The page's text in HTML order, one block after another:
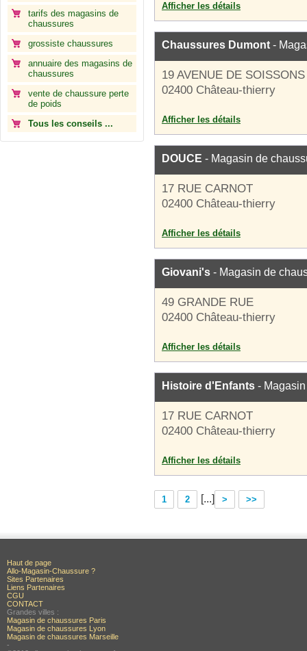
tarifs des magasins de
chaussures
grossiste chaussures
annuaire des magasins de
chaussures
vente de chaussure perte
de poids
Tous les conseils ...
Afficher les détails
Chaussures Dumont -
19 AVENUE DE SOISSONS
02400 Château-thierry
Afficher les détails
DOUCE - Magasin de
17 RUE CARNOT
02400 Château-thierry
Afficher les détails
Giovani's - Magasin de
49 GRANDE RUE
02400 Château-thierry
Afficher les détails
Histoire d'Enfants -
17 RUE CARNOT
02400 Château-thierry
Afficher les détails
1 2 [...] > >>
Haut de page
Allo-Magasin-Chaussure ?
Sites Partenaires
Liens Partenaires
CGU
CONTACT
Grandes villes :
Magasin de chaussures Paris
Magasin de chaussures Lyon
Magasin de chaussures Marseille
-